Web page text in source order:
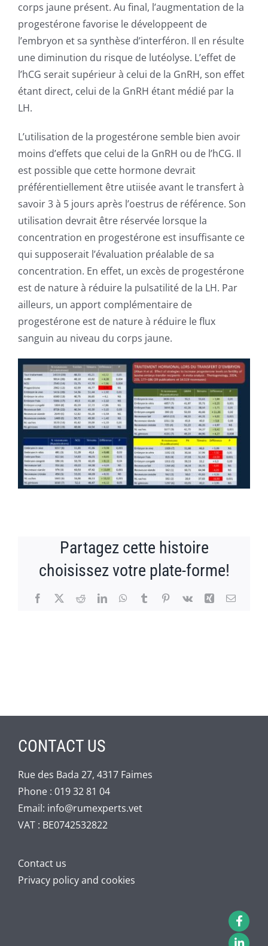
corps jaune présent. Au final, l’augmentation de la
progestérone favorise le développeent de
l’embryon et sa synthèse d’interféron. Il en résulte
une diminution du risque de lutéolyse. L’effet de
l’hCG serait supérieur à celui de la GnRH, son effet
étant direct, celui de la GnRH étant médié par la
LH.
L’utilisation de la progestérone semble bien avoir
moins d’effets que celui de la GnRH ou de l’hCG. Il
est possible que cette hormone devrait
préférentiellement être utiisée avant le transfert à
savoir 3 à 5 jours après l’oestrus de référence. Son
utilisation devrait être réservée lorsque la
concentration en progestérone est insuffisante ce
qui supposerait l’évaluation préalable de sa
concentration. En effet, un excès de progestérone
est de nature à réduire la pulsatilité de la LH. Par
ailleurs, un apport complémentaire de
progestérone est de nature à réduire le flux
sanguin au niveau du corps jaune.
Partagez cette histoire
choisissez votre plate-forme!
Facebook
X RedditLinkedInWhatsApp
TumblrPinterest
Vk Xing Email
CONTACT US
Rue des Bada 27, 4317 Faimes
Phone : 019 32 81 04
Email: info@rumexperts.vet
VAT : BE0742532822
Contact us
Privacy policy and cookies